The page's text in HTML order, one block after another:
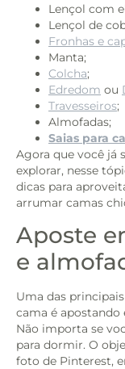
Lençol com
Lençol de
Fronhas e
Manta;
Colcha;
Edredom ou
Travesseiros;
Almofadas;
Saias para
Agora que você já
explorar, nesse
dicas para
arrumar camas
Aposte
e
Uma das
cama é apostando
Não importa se
para dormir. O
foto de Pinterest,